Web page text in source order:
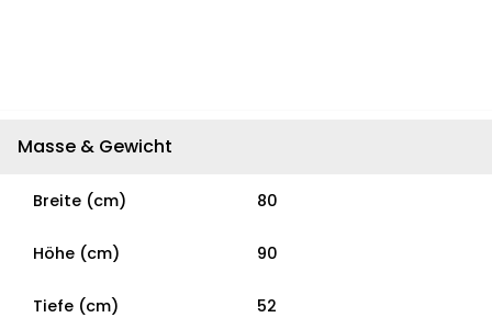
Masse & Gewicht
Breite (cm) 80
Höhe (cm) 90
Tiefe (cm) 52